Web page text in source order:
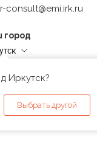
consult@emi.irk.ru
город
Иркутск?
Выбрать другой